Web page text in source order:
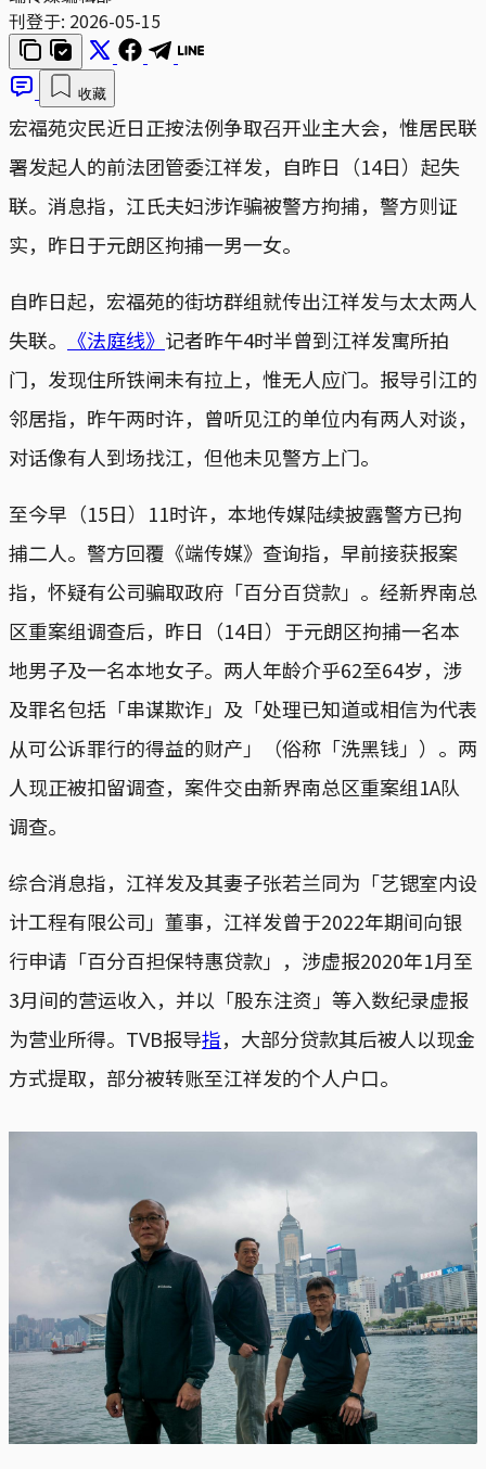
刊登于: 2026-05-15
收藏
宏福苑灾民近日正按法例争取召开业主大会，惟居民联
署发起人的前法团管委江祥发，自昨日（14日）起失
联。消息指，江氏夫妇涉诈骗被警方拘捕，警方则证
实，昨日于元朗区拘捕一男一女。
自昨日起，宏福苑的街坊群组就传出江祥发与太太两人
失联。
《法庭线》 记者昨午4时半曾到江祥发寓所拍
门，发现住所铁闸未有拉上，惟无人应门。报导引江的
邻居指，昨午两时许，曾听见江的单位内有两人对谈，
对话像有人到场找江，但他未见警方上门。
至今早（15日）11时许，本地传媒陆续披露警方已拘
捕二人。警方回覆《端传媒》查询指，早前接获报案
指，怀疑有公司骗取政府「百分百贷款」。经新界南总
区重案组调查后，昨日（14日）于元朗区拘捕一名本
地男子及一名本地女子。两人年龄介乎62至64岁，涉
及罪名包括「串谋欺诈」及「处理已知道或相信为代表
从可公诉罪行的得益的财产」（俗称「洗黑钱」）。两
人现正被扣留调查，案件交由新界南总区重案组1A队
调查。
综合消息指，江祥发及其妻子张若兰同为「艺锶室内设
计工程有限公司」董事，江祥发曾于2022年期间向银
行申请「百分百担保特惠贷款」，涉虚报2020年1月至
3月间的营运收入，并以「股东注资」等入数纪录虚报
为营业所得。TVB报导指，大部分贷款其后被人以现金
方式提取，部分被转账至江祥发的个人户口。